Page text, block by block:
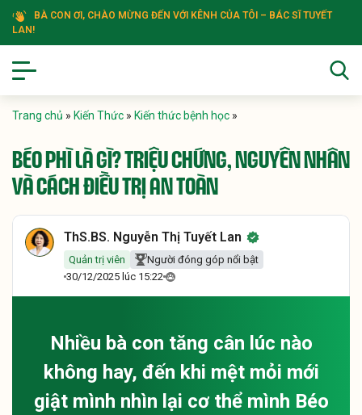
BÀ CON ƠI, CHÀO MỪNG ĐẾN VỚI KÊNH CỦA TÔI – BÁC SĨ TUYẾT
LAN!
Trang chủ » Kiến Thức » Kiến thức bệnh học »
BÉO PHÌ LÀ GÌ? TRIỆU CHỨNG, NGUYÊN NHÂN
VÀ CÁCH ĐIỀU TRỊ AN TOÀN
ThS.BS. Nguyễn Thị Tuyết Lan
Quản trị viên
Người đóng góp nổi bật
30/12/2025 lúc 15:22
Nhiều bà con tăng cân lúc nào
không hay, đến khi mệt mỏi mới
giật mình nhìn lại cơ thể mình Béo